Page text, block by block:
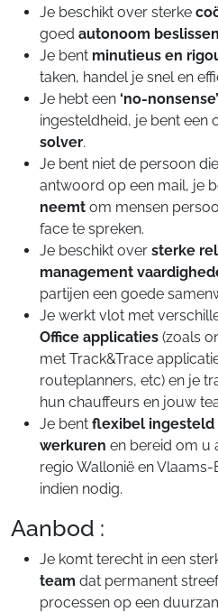
Je beschikt over sterke
goed autonoom
Je bent minutieus en
taken, handel je snel en
Je hebt een ‘no-nonsense’
ingesteldheid, je bent een
solver.
Je bent niet de persoon
antwoord op een mail, je
neemt om mensen
face te spreken.
Je beschikt over sterke
management
partijen een goede
Je werkt vlot met
Office applicaties (zoals
met Track&Trace
routeplanners, etc) en je
hun chauffeurs en jouw
Je bent flexibel ingesteld
werkuren en bereid om u
regio Wallonië en
indien nodig.
Aanbod :
Je komt terecht in een
team dat permanent
processen op een